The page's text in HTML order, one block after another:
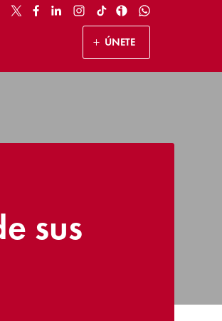
ÚNETE
sus